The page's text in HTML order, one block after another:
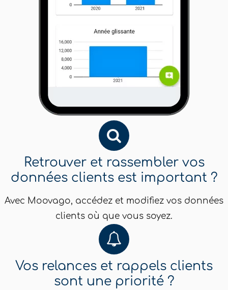
Retrouver et rassembler vos
données clients est important ?
Avec Moovago, accédez et modifiez vos données
clients où que vous soyez.
Vos relances et rappels clients
sont une priorité ?